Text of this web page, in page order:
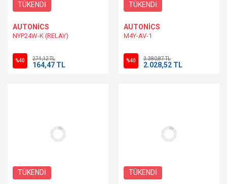
TÜKENDİ
AUTONİCS
NYP24W-K (RELAY)
%40 274,12 TL
164,47 TL
TÜKENDİ
AUTONİCS
M4Y-AV-1
%40 3.380,87 TL
2.028,52 TL
TÜKENDİ TÜKENDİ